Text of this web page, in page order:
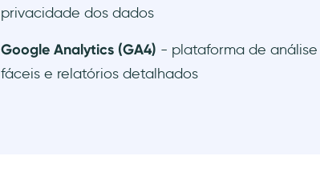
privacidade dos dados
Google Analytics (GA4) - plataforma de
fáceis e relatórios detalhados